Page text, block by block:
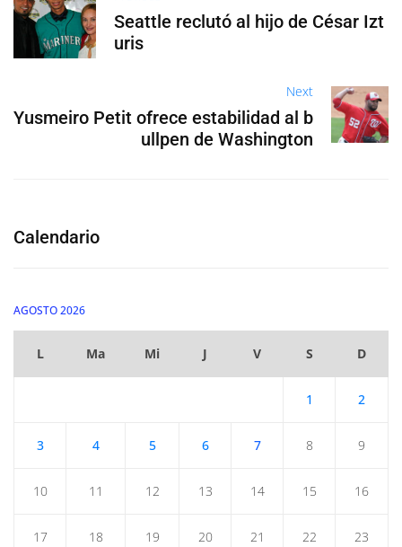
Seattle reclutó al hijo de César Izt
uris
Next
Yusmeiro Petit ofrece estabilidad al b
ullpen de Washington
Calendario
AGOSTO 2026
L Ma Mi J V S D
1 2
3 4 5 6 7 8 9
10 11 12 13 14 15 16
17 18 19 20 21 22 23